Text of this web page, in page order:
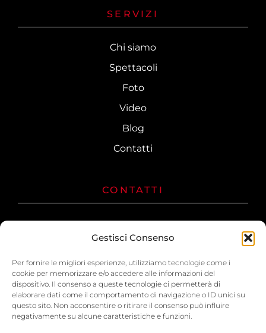
Gestisci Consenso
Per fornire le migliori esperienze, utilizziamo tecnologie come i
cookie per memorizzare e/o accedere alle informazioni del
dispositivo. Il consenso a queste tecnologie ci permetterà di
elaborare dati come il comportamento di navigazione o ID unici su
questo sito. Non acconsentire o ritirare il consenso può influire
negativamente su alcune caratteristiche e funzioni.
SERVIZI
Chi siamo
Spettacoli
Foto
Video
Blog
Contatti
CONTATTI
+39 328 70 18 976
info@mylifeanimation.com
Terracina (LT) 04019